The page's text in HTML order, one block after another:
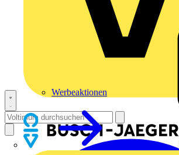
Werbeaktionen